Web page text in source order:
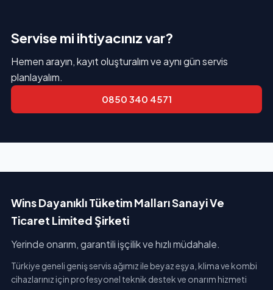
Servise mi ihtiyacınız var?
Hemen arayın, kayıt oluşturalım ve aynı gün servis
planlayalım.
0850 340 4571
Wins Dayanıklı Tüketim Malları Sanayi Ve
Ticaret Limited Şirketi
Yerinde onarım, garantili işçilik ve hızlı müdahale.
Türkiye geneli geniş servis ağımız ile beyaz eşya, klima ve kombi
cihazlarınız için profesyonel teknik destek ve onarım hizmeti